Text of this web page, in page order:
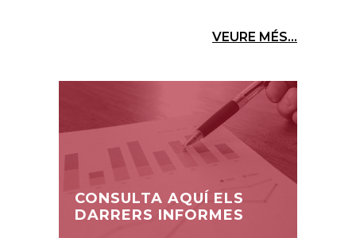
VEURE MÉS...
CONSULTA AQUÍ ELS
DARRERS INFORMES